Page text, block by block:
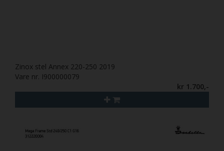
Zinox stel Annex 220-250 2019
Vare nr. I900000079
kr 1.700,-